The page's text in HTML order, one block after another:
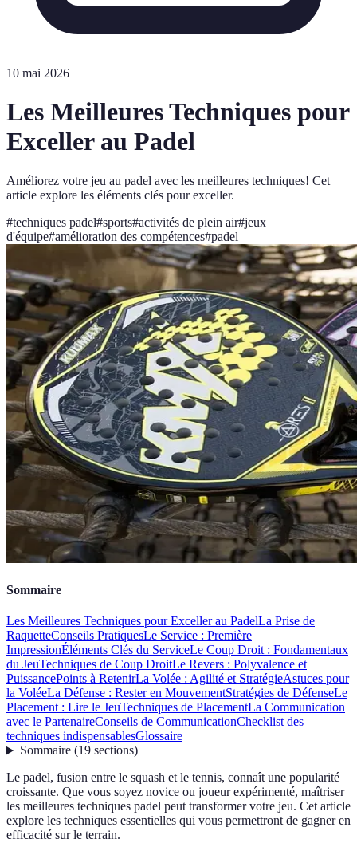
10 mai 2026
Les Meilleures Techniques pour
Exceller au Padel
Améliorez votre jeu au padel avec les meilleures techniques! Cet
article explore les éléments clés pour exceller.
#techniques padel#sports#activités de plein air#jeux
d'équipe#amélioration des compétences#padel
Sommaire
Les Meilleures Techniques pour Exceller au PadelLa Prise de
RaquetteConseils PratiquesLe Service : Première
ImpressionÉléments Clés du ServiceLe Coup Droit : Fondamentaux
du JeuTechniques de Coup DroitLe Revers : Polyvalence et
PuissancePoints à RetenirLa Volée : Agilité et StratégieAstuces pour
la VoléeLa Défense : Rester en MouvementStratégies de DéfenseLe
Placement : Lire le JeuTechniques de PlacementLa Communication
avec le PartenaireConseils de CommunicationChecklist des
techniques indispensablesGlossaire
Sommaire(19 sections)
Le padel, fusion entre le squash et le tennis, connaît une popularité
croissante. Que vous soyez novice ou joueur expérimenté, maîtriser
les meilleures techniques padel peut transformer votre jeu. Cet article
explore les techniques essentielles qui vous permettront de gagner en
efficacité sur le terrain.